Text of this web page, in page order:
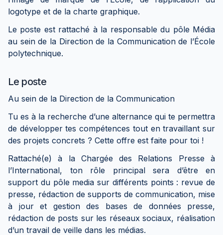
logotype et de la charte graphique.
Le poste est rattaché à la responsable du pôle Média
au sein de la Direction de la Communication de l’École
polytechnique.
Le poste
Au sein de la Direction de la Communication
Tu es à la recherche d’une alternance qui te permettra
de développer tes compétences tout en travaillant sur
des projets concrets ? Cette offre est faite pour toi !
Rattaché(e) à la Chargée des Relations Presse à
l’International, ton rôle principal sera d’être en
support du pôle media sur différents points : revue de
presse, rédaction de supports de communication, mise
à jour et gestion des bases de données presse,
rédaction de posts sur les réseaux sociaux, réalisation
d’un travail de veille dans les médias.